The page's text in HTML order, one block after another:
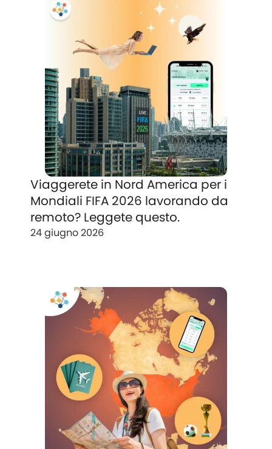
Viaggerete in Nord America per i
Mondiali FIFA 2026 lavorando da
remoto? Leggete questo.
24 giugno 2026